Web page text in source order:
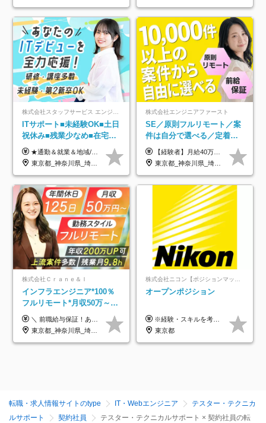
ITサポート■未経験OK■土日
祝休み■残業少なめ■在宅実
績あり■約900種類のスキル
アップ講座あり■全国募集
★通勤＆就業＆地域/住宅＆役職手当あり ★残業代は全額支給 ★選べる給与制度あり！ ■東京・神奈川・千葉・埼玉勤務の場合 月給24.5万円～55万円＋諸手当 （残業代は全額支給） (20,000円の地域/住宅手当込み) ■愛知・京都・大阪・兵庫勤務の場合 月給24万円以上＋諸手当 （残業代は全額支給） (15,000円の地域/住宅手当込み) ■茨城・栃木・群馬・静岡・三重・滋賀・広島・福岡勤務の場合 月給23.5万円以上＋諸手当 （残業代は全額支給） (10,000円の地域/住宅手当込み) ■北海道・宮城・山梨・長野・岐阜・奈良・和歌山・岡山勤務の場合 月給23万円以上＋諸手当 （残業代は全額支給） (5,000円の地域/住宅手当込み) ■その他のエリア勤務の場合 月給22.5万円以上＋諸手当 （残業代は全額支給） ※経験や能力を考慮し、当社規定により優遇します 【昇給：年一回実施】 【選べる給与制度】 ★収入を重視する方に… 「変動型人事制度」の選択も可能（派遣先からの評価に応じて収入アップ！） ※年2回のタイミングで希望者と面談の上決定します。
東京都_神奈川県_埼玉県_千葉県_大阪府_愛知県_北海道_岩手県_宮城県_山形県_福島県_茨城県_栃木県_群馬県_山梨県_長野県_富山県_石川県_静岡県_岐阜県_三重県_兵庫県_京都府_滋賀県_奈良県_広島県_岡山県_山口県_愛媛県_福岡県_熊本県_長崎県
株式会社エンジニアファースト
SE／原則フルリモート／案
件は自分で選べる／定着率
93%／20～30代活躍中！
【経験者】月給40万円～120万円(固定残業代含む)+各種手当 ★前職給与の総収入額を100％保証｜還元率84％〜100％ ★20代の平均年収570万円 ※月給には、みなし残業手当(月30時間／5万8000円以上)を含みます 超過分は別途追加支給 ※固定残業代は、時間外労働の有無に関わらず30時間分を、月5万8000円~15万7000円支給 ※上記を超える時間外労働分は追加で支給 【未経験者】月給21万円以上＋各種手当 固定残業なし(残業代発生分全額支給) ※6ヶ月の試用期間あり（※条件に変動なし） ▼単価連動性×還元率は84％～100％で収入の大幅UPが可能！ ・案件単価が月50万円の場合：年収417万円 ・案件単価が月70万円の場合：年収584万円 ・案件単価が月100万円の場合：年収834万円 ＜モデル年収＞ ▼400万円～500万円(入社初年度) ▼542万円～626万円(入社2年) ▼667万円～700万円(入社3年） ▼709万円～801万円(入社5年）
東京都_神奈川県_埼玉県_千葉県_大阪府_愛知県_北海道_青森県_岩手県_宮城県_秋田県_山形県_福島県_茨城県_栃木県_群馬県_新潟県_山梨県_長野県_富山県_石川県_福井県_静岡県_岐阜県_三重県_兵庫県_京都府_滋賀県_奈良県_和歌山県_広島県_岡山県_鳥取県_島根県_山口県_徳島県_香川県_愛媛県_高知県_福岡県_熊本県_佐賀県_長崎県_大分県_宮崎県_鹿児島県_沖縄県
株式会社Ｃｒａｎｅ＆Ｉ
インフラエンジニア*100％
フルリモート*月収50万～*
クラウド×上流工程*前職給
与保証*残業月9.8h
＼ 前職給与保証！あなたのこれまでの経験を正当評価 ／ ★月収50万円～スタート！【年俸600万～1,162万8,000円（12分割）】 ――「頑張りが給与に直結しない…」そんな不満とは無縁の環境です。 実際、入社後に「年収150万～200万円UP」を実現した先輩エンジニアが多数活躍中！ 【 収入をさらに押し上げる充実のプラスα 】 スキルを磨くほど得をする「資格手当」 ⇒ 1資格につき毎月3,000円～30,000円を継続支給！ 成果を見逃さない「功績手当」 ⇒ 社員の頑張りに応じて最大10万円をダイレクトに支給！ スピード昇給・高年収も可能 ⇒ 1回の昇給で年収数十万UPのチャンスあり。ゆくゆくは年収1000万以上のハイクラスも目指せます。 ※経験・スキルを考慮の上決定します ※上記金額には固定残業代（月30h分・95,000円～184,000円）を含みます ※超過分は別途全額支給します ※試用期間2ヶ月間あり（その他待遇に差異はありません）
東京都_神奈川県_埼玉県_千葉県_大阪府_愛知県_北海道_青森県_岩手県_宮城県_秋田県_山形県_福島県_茨城県_栃木県_群馬県_新潟県_山梨県_長野県_富山県_石川県_福井県_静岡県_岐阜県_三重県_兵庫県_京都府_滋賀県_奈良県_和歌山県_広島県_岡山県_鳥取県_島根県_山口県_徳島県_香川県_愛媛県_高知県_福岡県_熊本県_佐賀県_長崎県_大分県_宮崎県_鹿児島県_沖縄県
オープンポジション
※経験・スキルを考慮の上、決定します。
東京都
転職・求人情報サイトのtype IT・Webエンジニア
テスター・テクニカ
ルサポート
契約社員 テスター・テクニカルサポート × 契約社員の転